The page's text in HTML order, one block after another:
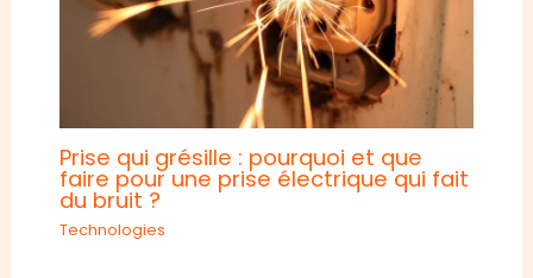
Prise qui grésille : pourquoi et que
faire pour une prise électrique qui fait
du bruit ?
Technologies